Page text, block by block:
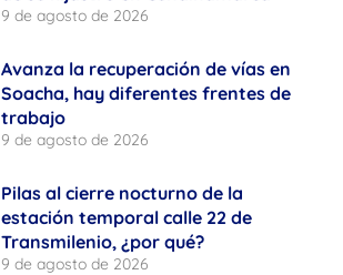
9 de agosto de 2026
Avanza la recuperación de vías en
Soacha, hay diferentes frentes de
trabajo
9 de agosto de 2026
Pilas al cierre nocturno de la
estación temporal calle 22 de
Transmilenio, ¿por qué?
9 de agosto de 2026